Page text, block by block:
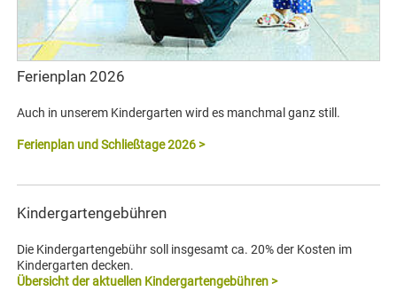
Ferienplan 2026
Auch in unserem Kindergarten wird es manchmal ganz still.
Ferienplan und Schließtage 2026 >
Kindergartengebühren
Die Kindergartengebühr soll insgesamt ca. 20% der Kosten im
Kindergarten decken.
Übersicht der aktuellen Kindergartengebühren >